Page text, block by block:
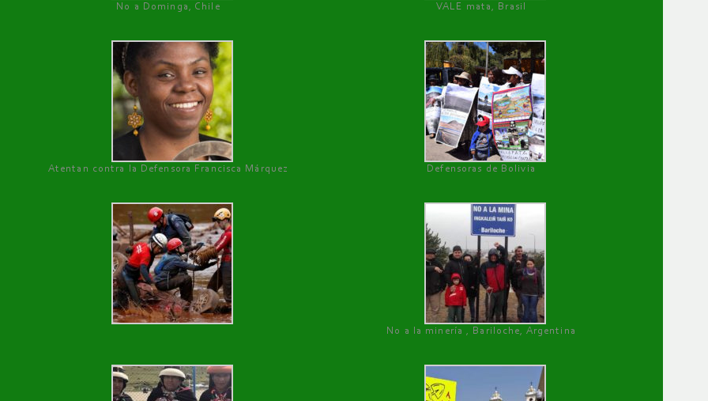
No a Dominga, Chile
VALE mata, Brasil
Atentan contra la Defensora Francisca Márquez Defensoras de Bolivia
No a la minería , Bariloche, Argentina